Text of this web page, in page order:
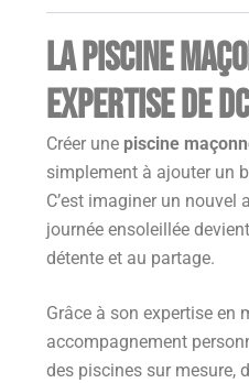
La piscine
expertise de
Créer une piscine
simplement à ajouter un
C’est imaginer un nouvel
journée ensoleillée
détente et au partage.
Grâce à son expertise en
accompagnement
des piscines sur mesure,